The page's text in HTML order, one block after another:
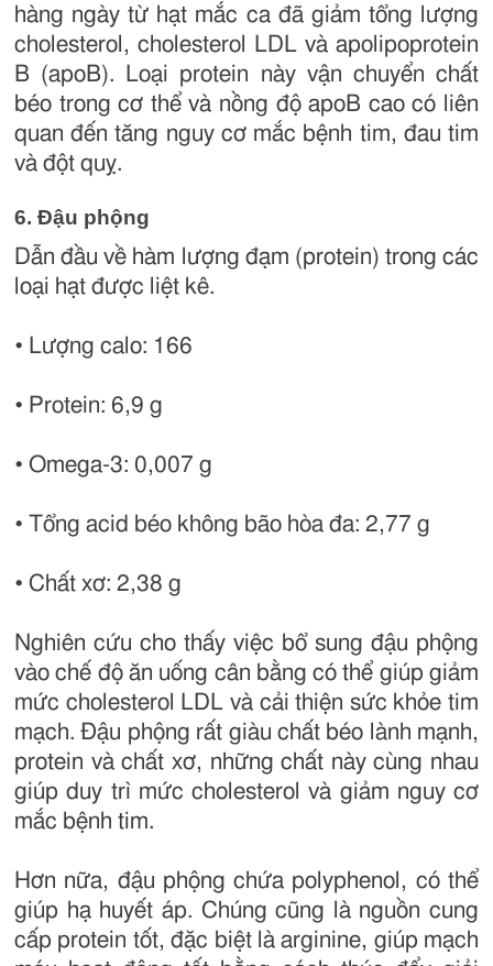
hàng ngày từ hạt mắc ca đã giảm tổng lượng
cholesterol, cholesterol LDL và apolipoprotein
B (apoB). Loại protein này vận chuyển chất
béo trong cơ thể và nồng độ apoB cao có liên
quan đến tăng nguy cơ mắc bệnh tim, đau tim
và đột quỵ.
6. Đậu phộng
Dẫn đầu về hàm lượng đạm (protein) trong các
loại hạt được liệt kê.
• Lượng calo: 166
• Protein: 6,9 g
• Omega-3: 0,007 g
• Tổng acid béo không bão hòa đa: 2,77 g
• Chất xơ: 2,38 g
Nghiên cứu cho thấy việc bổ sung đậu phộng
vào chế độ ăn uống cân bằng có thể giúp giảm
mức cholesterol LDL và cải thiện sức khỏe tim
mạch. Đậu phộng rất giàu chất béo lành mạnh,
protein và chất xơ, những chất này cùng nhau
giúp duy trì mức cholesterol và giảm nguy cơ
mắc bệnh tim.
Hơn nữa, đậu phộng chứa polyphenol, có thể
giúp hạ huyết áp. Chúng cũng là nguồn cung
cấp protein tốt, đặc biệt là arginine, giúp mạch